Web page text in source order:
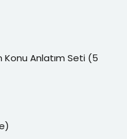
Konu Anlatım Seti (5